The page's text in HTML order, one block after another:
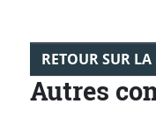
RETOUR SUR
Autres